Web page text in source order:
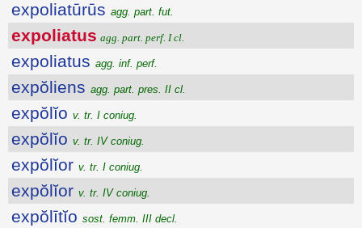
expoliatūrūs agg. part. fut.
expoliatus agg. part. perf. I cl.
expoliatus agg. inf. perf.
expŏliens agg. part. pres. II cl.
expŏlĭo v. tr. I coniug.
expŏlĭo v. tr. IV coniug.
expŏlĭor v. tr. I coniug.
expŏlĭor v. tr. IV coniug.
expŏlītĭo sost. femm. III decl.